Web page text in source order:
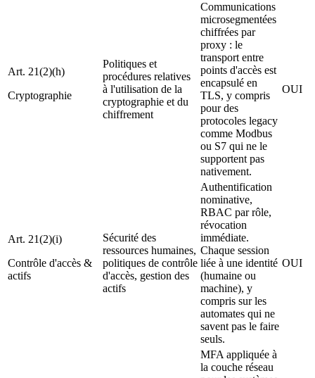
Art. 21(2)(h)
Cryptographie
Politiques et
procédures relatives
à l'utilisation de la
cryptographie et du
chiffrement
Communications
microsegmentées
chiffrées par
proxy : le
transport entre
points d'accès est
encapsulé en
TLS, y compris
pour des
protocoles legacy
comme Modbus
ou S7 qui ne le
supportent pas
nativement.
OUI
Art. 21(2)(i)
Contrôle d'accès &
actifs
Sécurité des
ressources humaines,
politiques de contrôle
d'accès, gestion des
actifs
Authentification
nominative,
RBAC par rôle,
révocation
immédiate.
Chaque session
liée à une identité
(humaine ou
machine), y
compris sur les
automates qui ne
savent pas le faire
seuls.
OUI
MFA appliquée à
la couche réseau